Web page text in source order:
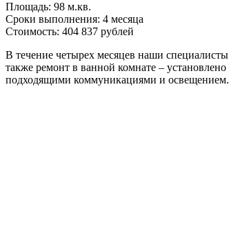
Площадь: 98 м.кв.
Сроки выполнения: 4 месяца
Cтоимость: 404 837 рублей
В течение четырех месяцев наши
также ремонт в ванной комнате –
подходящими коммуникациями и освещением.